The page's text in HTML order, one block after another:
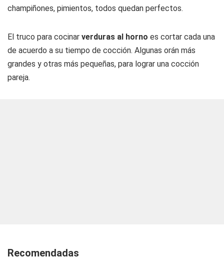
champiñones, pimientos, todos quedan perfectos.
El truco para cocinar verduras al horno es cortar cada una
de acuerdo a su tiempo de cocción. Algunas orán más
grandes y otras más pequeñas, para lograr una cocción
pareja.
Recomendadas